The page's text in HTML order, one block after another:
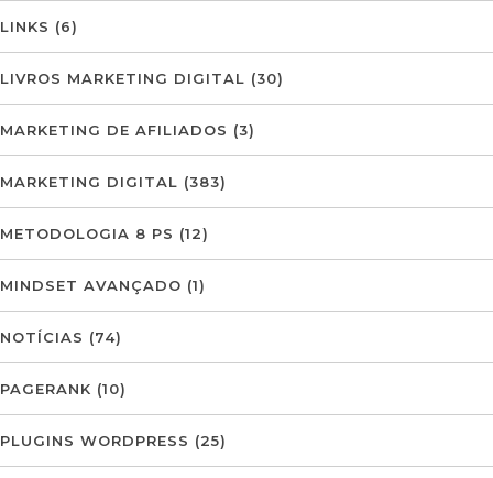
LINKS (6)
LIVROS MARKETING DIGITAL (30)
MARKETING DE AFILIADOS (3)
MARKETING DIGITAL (383)
METODOLOGIA 8 PS (12)
MINDSET AVANÇADO (1)
NOTÍCIAS (74)
PAGERANK (10)
PLUGINS WORDPRESS (25)